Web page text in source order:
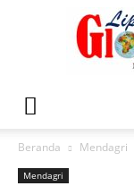
Beranda Mendagri
Mendagri